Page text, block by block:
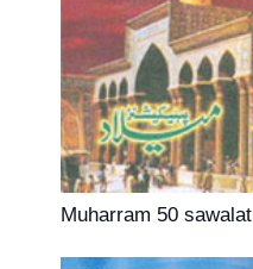
Muharram 50 sawalat